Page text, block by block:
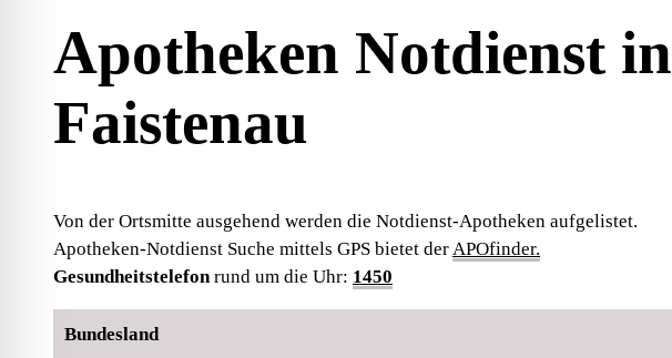
Apotheken Notdienst in
Faistenau
Von der Ortsmitte ausgehend werden die Notdienst-Apotheken aufgelistet.
Apotheken-Notdienst Suche mittels GPS bietet derAPOfinder.
Gesundheitstelefonrund um die Uhr: 1450
Bundesland